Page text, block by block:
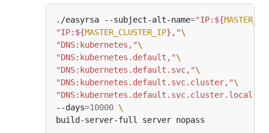
./easyrsa --subject-alt-name="IP: ${MASTER_IP
"IP: ${MASTER_CLUSTER_IP},"
"DNS:kubernetes,"
"DNS:kubernetes.default,"
"DNS:kubernetes.default.svc,"
"DNS:kubernetes.default.svc.cluster,"
"DNS:kubernetes.default.svc.cluster.local"
--days=10000